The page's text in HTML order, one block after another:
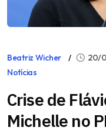
Beatriz Wicher 20/
Notícias
Crise de
Michelle no